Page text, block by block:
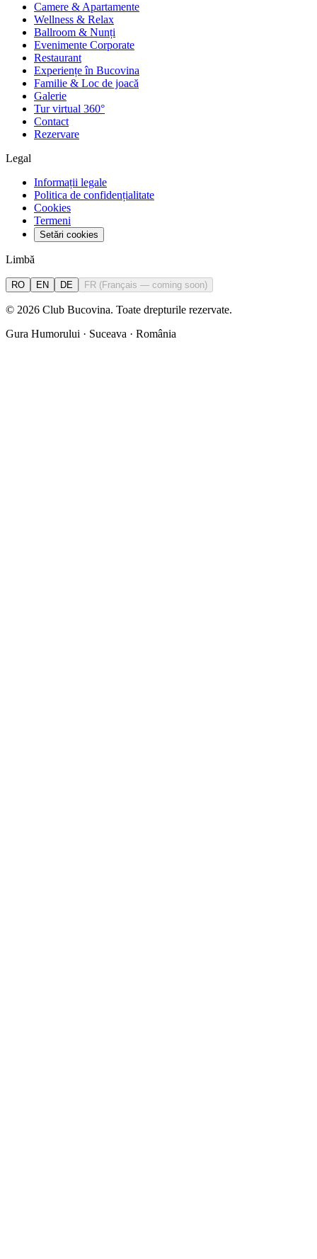
Camere & Apartamente
Wellness & Relax
Ballroom & Nunți
Evenimente Corporate
Restaurant
Experiențe în Bucovina
Familie & Loc de joacă
Galerie
Tur virtual 360°
Contact
Rezervare
Legal
Informații legale
Politica de confidențialitate
Cookies
Termeni
Setări cookies
Limbă
RO EN DE FR (Français — coming soon)
© 2026 Club Bucovina. Toate drepturile rezervate.
Gura Humorului · Suceava · România